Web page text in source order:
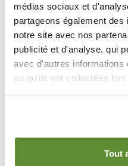
médias sociaux et
partageons également
notre site avec nos
publicité et d'analyse, qui
avec d'autres informations
ou qu'ils ont collectées
Tout
Avenue des
Waterloo
info@multimag.be